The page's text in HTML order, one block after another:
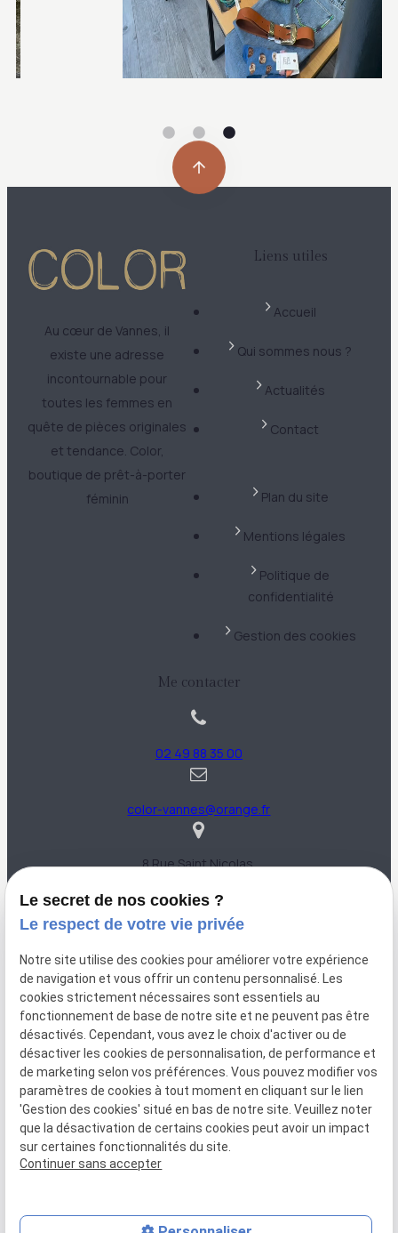
Au cœur de Vannes, il
existe une adresse
incontournable pour
toutes les femmes en
quête de pièces originales
et tendance. Color,
boutique de prêt-à-porter
féminin
Liens utiles
Accueil
Qui sommes nous ?
Actualités
Contact
Plan du site
Mentions légales
Politique de
confidentialité
Gestion des cookies
Me contacter
02 49 88 35 00
color-vannes@orange.fr
8 Rue Saint Nicolas
56000 VANNES
Numéro de SIRET :
Le secret de nos cookies ?
Le respect de votre vie privée
Notre site utilise des cookies pour améliorer votre expérience
de navigation et vous offrir un contenu personnalisé. Les
cookies strictement nécessaires sont essentiels au
fonctionnement de base de notre site et ne peuvent pas être
désactivés. Cependant, vous avez le choix d'activer ou de
désactiver les cookies de personnalisation, de performance et
de marketing selon vos préférences. Vous pouvez modifier vos
paramètres de cookies à tout moment en cliquant sur le lien
'Gestion des cookies' situé en bas de notre site. Veuillez noter
que la désactivation de certains cookies peut avoir un impact
sur certaines fonctionnalités du site.
Continuer sans accepter